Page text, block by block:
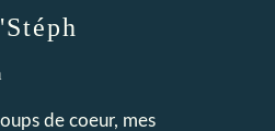
de coeur, mes